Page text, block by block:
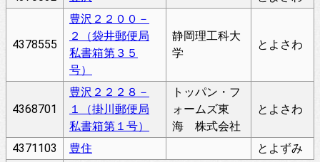
4378555
豊沢２２００－
２（袋井郵便局
私書箱第３５
号）
静岡理工科大
学
とよさわ
4368701
豊沢２２２８－
１（掛川郵便局
私書箱第１号）
トッパン・フ
ォームズ東
海 株式会社
とよさわ
4371103 豊住
とよずみ